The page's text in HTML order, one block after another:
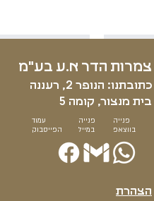
צמרות הדר א.ע בע"מ​
כתובתנו: הנופר 2, רעננה
בית מנצור, קומה 5
עמוד
הפייסבוק
פנייה
במייל
פנייה
בווצאפ
הצהרת